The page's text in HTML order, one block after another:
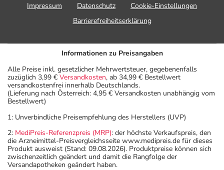
Impressum
Datenschutz
Cookie-Einstellungen
Barrierefreiheitserklärung
Informationen zu Preisangaben
Alle Preise inkl. gesetzlicher Mehrwertsteuer, gegebenenfalls
zuzüglich 3,99 € Versandkosten, ab 34,99 € Bestellwert
versandkostenfrei innerhalb Deutschlands.
(Lieferung nach Österreich: 4,95 € Versandkosten unabhängig vom
Bestellwert)
1: Unverbindliche Preisempfehlung des Herstellers (UVP)
2: MediPreis-Referenzpreis (MRP): der höchste Verkaufspreis, den
die Arzneimittel-Preisvergleichsseite www.medipreis.de für dieses
Produkt ausweist (Stand: 09.08.2026). Produktpreise können sich
zwischenzeitlich geändert und damit die Rangfolge der
Versandapotheken geändert haben.